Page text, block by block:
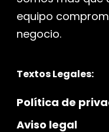
equipo
negocio.
Textos Legales:
Política de
Aviso legal